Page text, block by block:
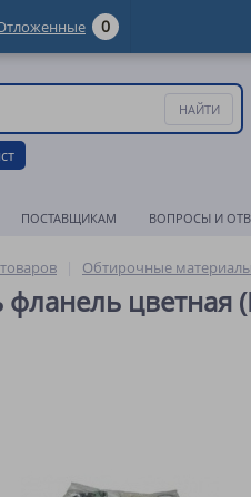
ПОСТАВЩИКАМ ВОПРОСЫ И
Обтирочные материалы
цветная
0